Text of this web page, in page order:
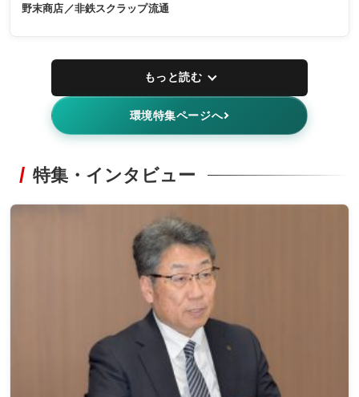
野末商店／非鉄スクラップ流通
もっと読む
環境特集ページへ
特集・インタビュー